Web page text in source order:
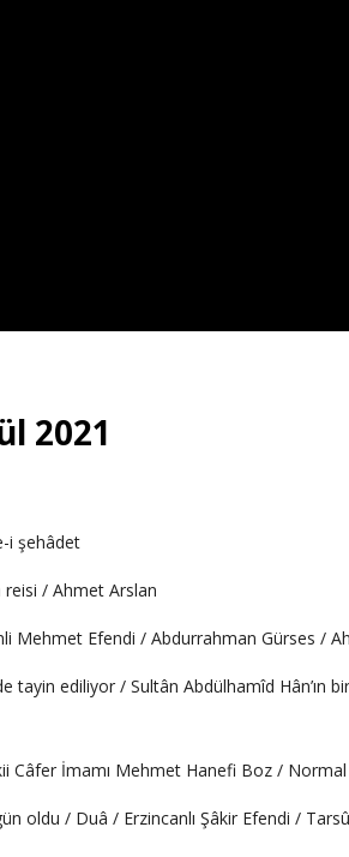
2021
i şehâdet
/ Ahmet Arslan
Mehmet Efendi / Abdurrahman Gürses /
tayin ediliyor / Sultân Abdülhamîd Hân’ın
Câfer İmamı Mehmet Hanefi Boz /
oldu / Duâ / Erzincanlı Şâkir Efendi /